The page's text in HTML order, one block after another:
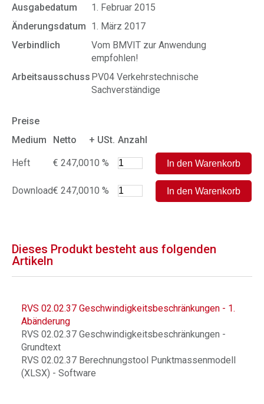
Ausgabedatum
1. Februar 2015
Änderungsdatum 1. März 2017
Verbindlich
Vom BMVIT zur Anwendung
empfohlen!
Arbeitsausschuss PV04 Verkehrstechnische
Sachverständige
Preise
Medium
Netto + USt. Anzahl
Heft € 247,0010 %
Download€ 247,0010 %
Dieses Produkt besteht aus folgenden
Artikeln
RVS 02.02.37 Geschwindigkeitsbeschränkungen - 1.
Abänderung
RVS 02.02.37 Geschwindigkeitsbeschränkungen -
Grundtext
RVS 02.02.37 Berechnungstool Punktmassenmodell
(XLSX) - Software